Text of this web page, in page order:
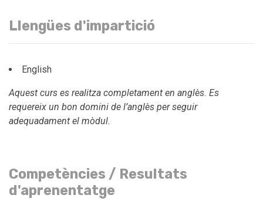
Llengües d'impartició
English
Aquest curs es realitza completament en anglès. Es
requereix un bon domini de l’anglès per seguir
adequadament el mòdul.
Competències / Resultats
d'aprenentatge